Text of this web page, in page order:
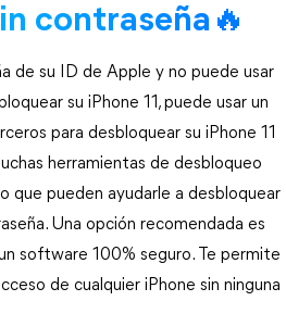
contraseña🔥
de su ID de Apple y no puede usar
su iPhone 11, puede usar un
para desbloquear su iPhone 11
herramientas de desbloqueo
que pueden ayudarle a desbloquear
Una opción recomendada es
software 100% seguro. Te permite
de cualquier iPhone sin ninguna